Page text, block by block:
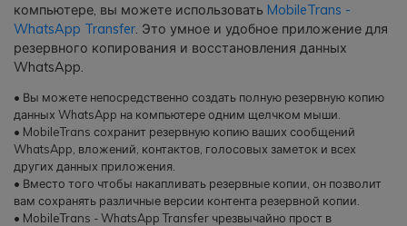
компьютере, вы можете использовать MobileTrans -
WhatsApp Transfer. Это умное и удобное приложение для
резервного копирования и восстановления данных
WhatsApp.
• Вы можете непосредственно создать полную резервную копию
данных WhatsApp на компьютере одним щелчком мыши.
• MobileTrans сохранит резервную копию ваших сообщений
WhatsApp, вложений, контактов, голосовых заметок и всех
других данных приложения.
• Вместо того чтобы накапливать резервные копии, он позволит
вам сохранять различные версии контента резервной копии.
• MobileTrans - WhatsApp Transfer чрезвычайно прост в